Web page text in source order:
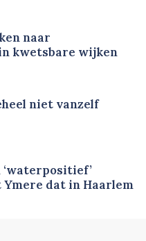
naar
kwetsbare wijken
niet vanzelf
‘waterpositief’
Ymere dat in Haarlem